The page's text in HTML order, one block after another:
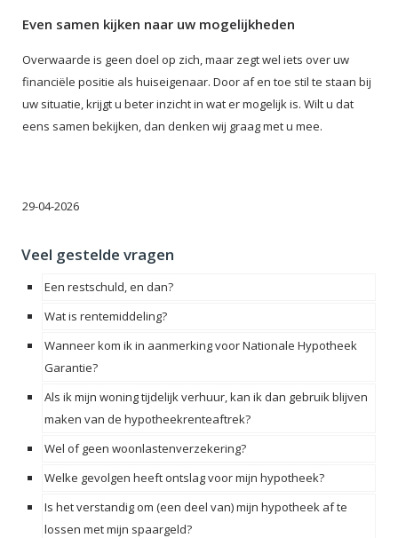
Even samen kijken naar uw mogelijkheden
Overwaarde is geen doel op zich, maar zegt wel iets over uw
financiële positie als huiseigenaar. Door af en toe stil te staan bij
uw situatie, krijgt u beter inzicht in wat er mogelijk is. Wilt u dat
eens samen bekijken, dan denken wij graag met u mee.
29-04-2026
Veel gestelde vragen
Een restschuld, en dan?
Wat is rentemiddeling?
Wanneer kom ik in aanmerking voor Nationale Hypotheek
Garantie?
Als ik mijn woning tijdelijk verhuur, kan ik dan gebruik blijven
maken van de hypotheekrenteaftrek?
Wel of geen woonlastenverzekering?
Welke gevolgen heeft ontslag voor mijn hypotheek?
Is het verstandig om (een deel van) mijn hypotheek af te
lossen met mijn spaargeld?